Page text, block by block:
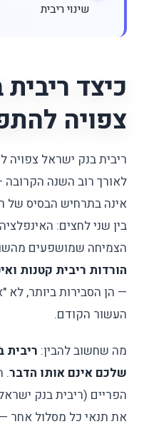
שינוי ריבית
כיצד
צפויה
ריבית בנק ישראל צפויה
אינה בתרחיש הבסיס של
בין שני לחצים:
הצמיחה שמושפעים
הורדות ריבית קטנות
— הן הסבירות ביותר, לא
העשור הקודם.
מה שחשוב להבין:
שלכם אינם אותו הדבר.
את תנאי כל מסלול אחר